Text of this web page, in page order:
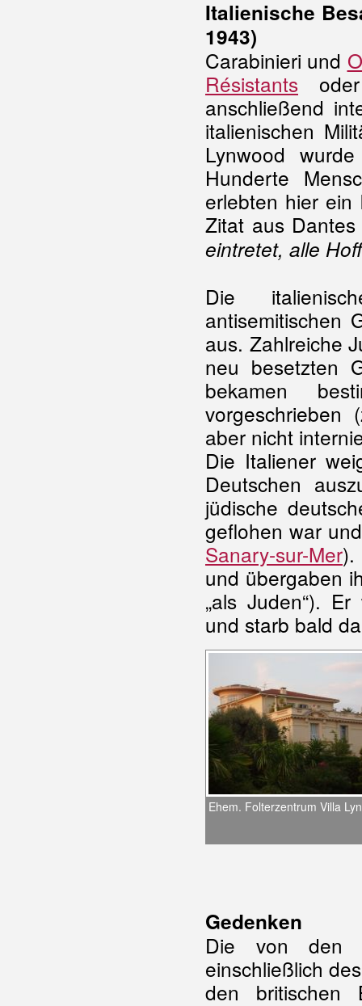
Italienische
1943)
Carabinieri und
Résistants
anschließend
italienischen
Lynwood
Hunderte
erlebten hier
Zitat aus
eintretet, alle
Die
antisemitischen
aus. Zahlreiche
neu besetzten
bekamen
vorgeschrieben
aber nicht
Die Italiener
Deutschen
jüdische
geflohen war
Sanary-sur-Mer).
und übergaben
„als Juden“).
und starb bald
Ehem. Folterzentrum Villa
Gedenken
Die von den
einschließlich
den britischen